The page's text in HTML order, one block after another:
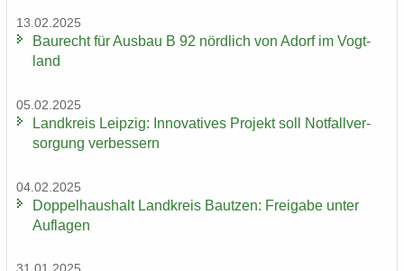
13.02.2025
Bau­recht für Aus­bau B 92 nörd­lich von Adorf im Vogt­
land
05.02.2025
Land­kreis Leip­zig: In­no­va­ti­ves Pro­jekt soll Not­fall­ver­
sor­gung ver­bes­sern
04.02.2025
Dop­pel­haus­halt Land­kreis Baut­zen: Frei­ga­be unter
Auf­la­gen